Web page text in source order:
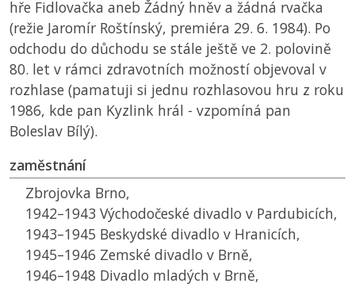
hře Fidlovačka aneb Žádný hněv a žádná rvačka
(režie Jaromír Roštínský, premiéra 29. 6. 1984). Po
odchodu do důchodu se stále ještě ve 2. polovině
80. let v rámci zdravotních možností objevoval v
rozhlase (pamatuji si jednu rozhlasovou hru z roku
1986, kde pan Kyzlink hrál - vzpomíná pan
Boleslav Bílý).
zaměstnání
Zbrojovka Brno,
1942–1943 Východočeské divadlo v Pardubicích,
1943–1945 Beskydské divadlo v Hranicích,
1945–1946 Zemské divadlo v Brně,
1946–1948 Divadlo mladých v Brně,